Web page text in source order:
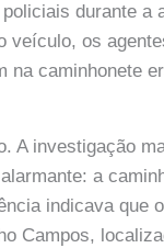
durante a
veículo, os
na caminhonete
A investigação
a
indicava que
Campos,